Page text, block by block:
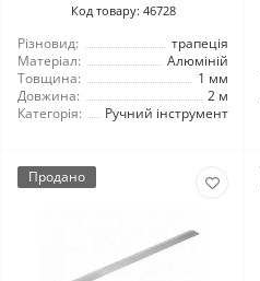
Код товару: 46728
Різновид:
трапеція
Матеріал:
Алюміній
Товщина:
1 мм
Довжина:
2 м
Категорія:
Ручний інструмент
Продано